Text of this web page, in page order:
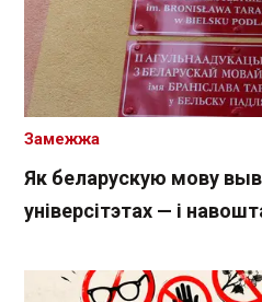
Як беларускую мову
універсітэтах — і
Замежжа